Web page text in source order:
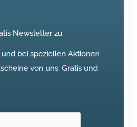
Newsletter zu
bei speziellen Aktionen
von uns. Gratis und